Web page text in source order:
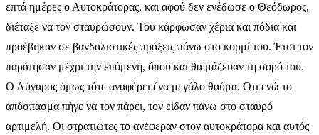
επτά ημέρες ο Αυτοκράτορας, και αφού δεν ενέδωσε ο Θεόδωρος,
διέταξε να τον σταυρώσουν. Του κάρφωσαν χέρια και πόδια και
προέβηκαν σε βανδαλιστικές πράξεις πάνω στο κορμί του. Έτσι τον
παράτησαν μέχρι την επόμενη, όπου και θα μάζευαν τη σορό του.
Ο Αύγαρος όμως τότε αναφέρει ένα μεγάλο θαύμα. Οτι ενώ το
απόσπασμα πήγε να τον πάρει, τον είδαν πάνω στο σταυρό
αρτιμελή. Οι στρατιώτες το ανέφεραν στον αυτοκράτορα και αυτός